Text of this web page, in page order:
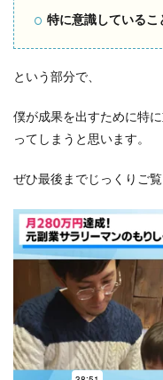
特に意識しているこ
という部分で、
僕が成果を出すために特
ってしまうと思います。
ぜひ最後までじっくりご